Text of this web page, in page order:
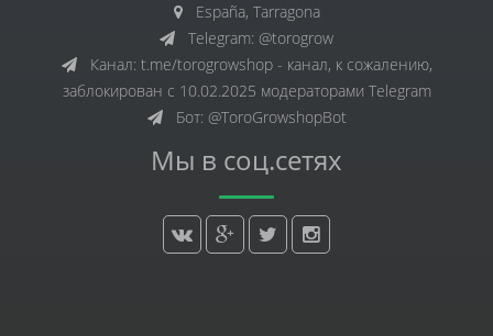
España, Tarragona
Telegram: @torogrow
Канал: t.me/torogrowshop - канал, к сожалению,
заблокирован с 10.02.2025 модераторами Telegram
Бот: @ToroGrowshopBot
Мы в соц.сетях